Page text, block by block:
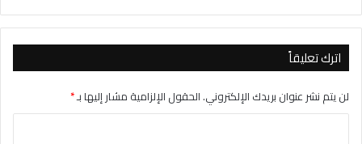
اترك تعليقاً
لن يتم نشر عنوان بريدك الإلكتروني.الحقول الإلزامية مشار إليها بـ*